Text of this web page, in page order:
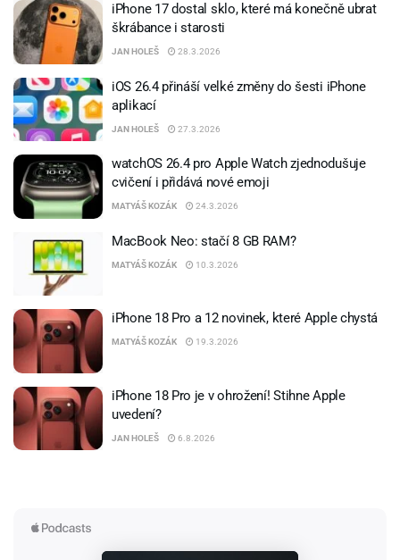
iPhone 17 dostal sklo, které má konečně ubrat
škrábance i starosti
JAN HOLEŠ 28.3.2026
iOS 26.4 přináší velké změny do šesti iPhone
aplikací
JAN HOLEŠ 27.3.2026
watchOS 26.4 pro Apple Watch zjednodušuje
cvičení i přidává nové emoji
MATYÁŠ KOZÁK 24.3.2026
MacBook Neo: stačí 8 GB RAM?
MATYÁŠ KOZÁK 10.3.2026
iPhone 18 Pro a 12 novinek, které Apple chystá
MATYÁŠ KOZÁK 19.3.2026
iPhone 18 Pro je v ohrožení! Stihne Apple
uvedení?
JAN HOLEŠ 6.8.2026